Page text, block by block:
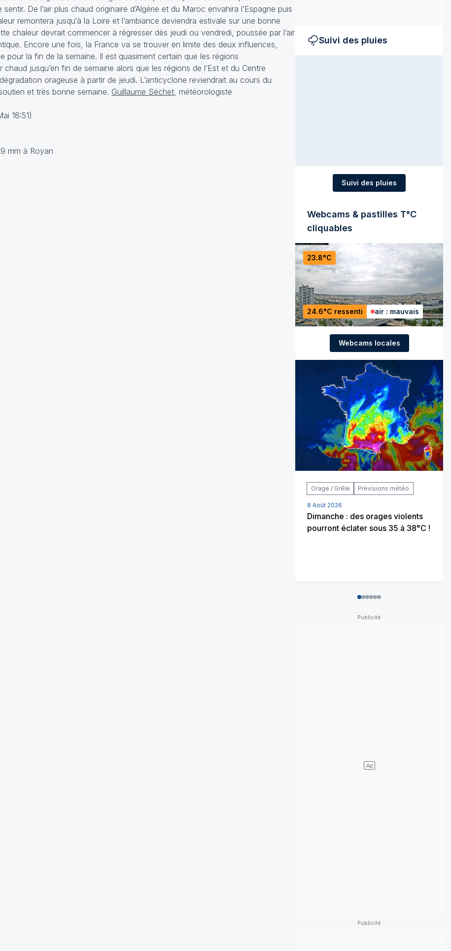
De l’air plus chaud originaire d’Algérie et du Maroc envahira l’Espagne puis
remontera jusqu‘à la Loire et l’ambiance deviendra estivale sur une bonne
chaleur devrait commencer à régresser dès jeudi ou vendredi, poussée par l’air
Encore une fois, la France va se trouver en limite des deux influences,
pour la fin de la semaine. Il est quasiment certain que les régions
chaud jusqu’en fin de semaine alors que les régions de l’Est et du Centre
orageuse à partir de jeudi. L’anticyclone reviendrait au cours du
et très bonne semaine. Guillaume Séchet, météorologiste
18:51)
mm à Royan
Suivi des pluies
Suivi des pluies
Webcams & pastilles T°C
cliquables
23.8°C
24.6°C ressenti air : mauvais
Webcams locales
Orage / Grêle Prévisions météo
8 Août 2026
Dimanche : des orages violents
pourront éclater sous 35 à 38°C !
012345